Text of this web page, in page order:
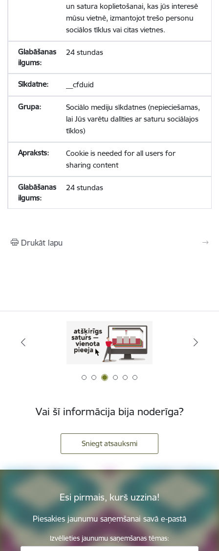
un satura koplietošanai, kas jūs interesē
mūsu vietnē, izmantojot trešo personu
sociālos tīklus vai citas vietnes.
24 stundas
__cfduid
Sociālo mediju sīkdatnes (nepieciešamas,
lai Jūs varētu dalīties ar saturu sociālajos
tīklos)
Cookie is needed for all users for
sharing content
24 stundas
Drukāt lapu
Vai šī informācija bija noderīga?
Sniegt atsauksmi
Esi pirmais, kurš uzzina!
Piesakies jaunumu saņemšanai savā e-pastā
Izvēlieties jaunumu saņemšanas tēmas: